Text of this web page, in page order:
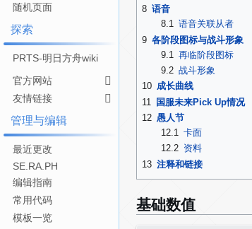
8 语音
8.1 语音关联从者
9 各阶段图标与战斗形象
9.1 再临阶段图标
9.2 战斗形象
10 成长曲线
11
国服未来Pick Up情况
12 愚人节
12.1 卡面
12.2 资料
13 注释和链接
基础数值
随机页面
探索
PRTS-明日方舟wiki
官方网站
友情链接
管理与编辑
最近更改
SE.RA.PH
编辑指南
常用代码
模板一览